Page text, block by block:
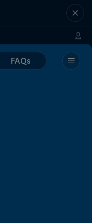
FAQs